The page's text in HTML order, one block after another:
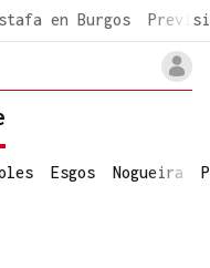
en Burgos
Esgos Nogueira